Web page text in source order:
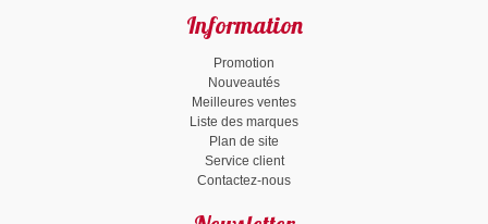
Information
Promotion
Nouveautés
Meilleures ventes
Liste des marques
Plan de site
Service client
Contactez-nous